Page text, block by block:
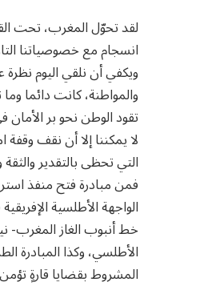
لقد تحوّل المغرب، تحت
انسجام مع خصوصياتنا
ويكفي أن نلقي اليوم
والمواطنة، كانت دائما
تقود الوطن نحو بر الأمان
لا يمكننا إلا أن نقف
التي تحظى بالتقدير
فمن مبادرة فتح منفذ
الواجهة الأطلسية
خط أنبوب الغاز المغرب-
الأطلسي، وكذا المبادرة
المشروط بقضايا قارةٍ